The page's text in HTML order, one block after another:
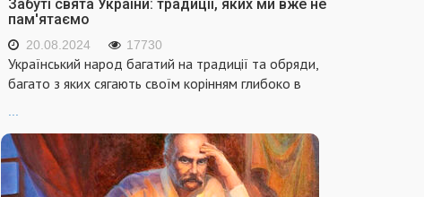
Забуті свята України: традиції, яких ми вже не
пам'ятаємо
20.08.2024 17730
Український народ багатий на традиції та обряди,
багато з яких сягають своїм корінням глибоко в
...